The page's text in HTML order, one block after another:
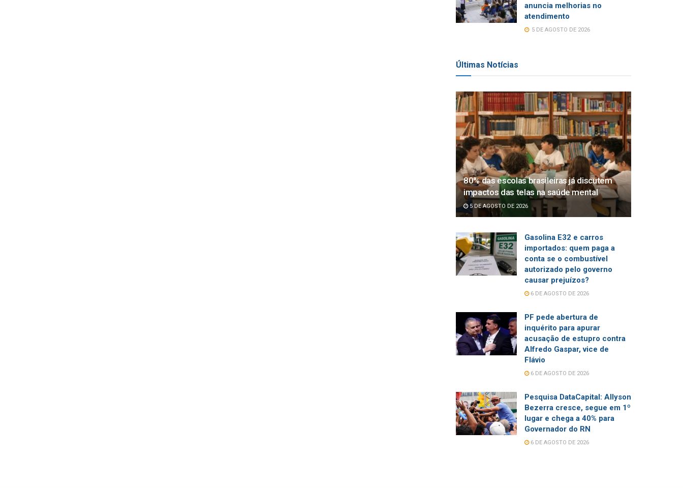
anuncia melhorias no
atendimento
5 DE AGOSTO DE 2026
Últimas Notícias
80% das escolas brasileiras já discutem
impactos das telas na saúde mental
5 DE AGOSTO DE 2026
Gasolina E32 e carros
importados: quem paga a
conta se o combustível
autorizado pelo governo
causar prejuízos?
6 DE AGOSTO DE 2026
PF pede abertura de
inquérito para apurar
acusação de estupro contra
Alfredo Gaspar, vice de
Flávio
6 DE AGOSTO DE 2026
Pesquisa DataCapital: Allyson
Bezerra cresce, segue em 1º
lugar e chega a 40% para
Governador do RN
6 DE AGOSTO DE 2026